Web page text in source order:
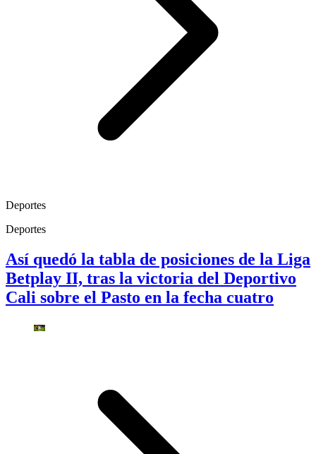
Deportes
Deportes
Así quedó la tabla de posiciones de la Liga
Betplay II, tras la victoria del Deportivo
Cali sobre el Pasto en la fecha cuatro